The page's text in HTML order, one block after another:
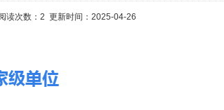
读次数： 2 更新时间：2025-04-26